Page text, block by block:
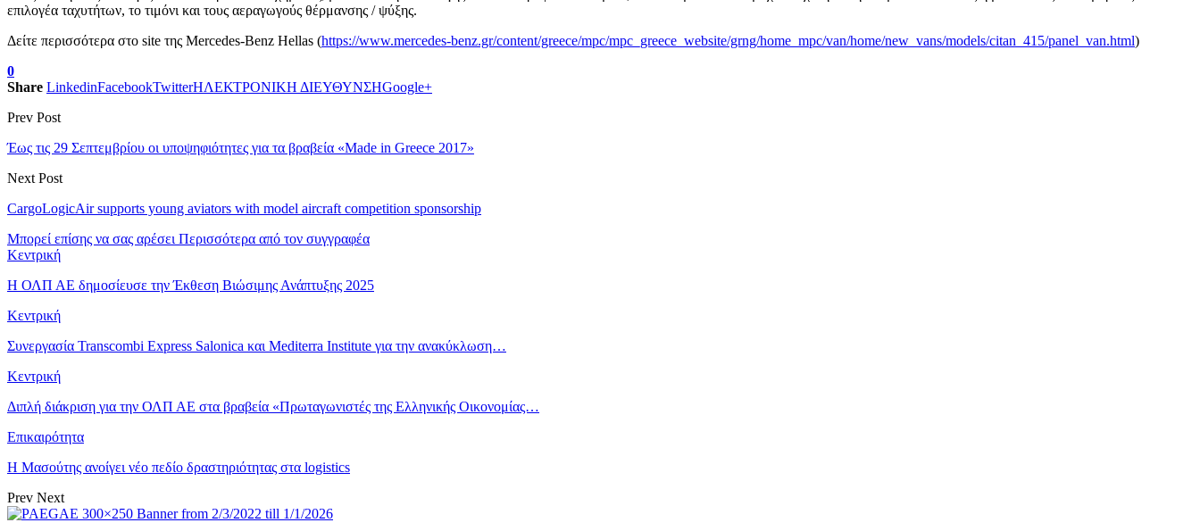
επιλογέα ταχυτήτων, το τιμόνι και τους αεραγωγούς θέρμανσης / ψύξης.
Δείτε περισσότερα στο site της Mercedes-Benz Hellas (https://www.mercedes-benz.gr/content/greece/mpc/mpc_greece_website/grng/home_mpc/van/home/new_vans/models/citan_415/panel_van.html)
0
Share LinkedinFacebookTwitterΗΛΕΚΤΡΟΝΙΚΗ ΔΙΕΥΘΥΝΣΗGoogle+
Prev Post
Έως τις 29 Σεπτεμβρίου οι υποψηφιότητες για τα βραβεία «Made in Greece 2017»
Next Post
CargoLogicAir supports young aviators with model aircraft competition sponsorship
Μπορεί επίσης να σας αρέσει Περισσότερα από τον συγγραφέα
Κεντρική
Η ΟΛΠ ΑΕ δημοσίευσε την Έκθεση Βιώσιμης Ανάπτυξης 2025
Κεντρική
Συνεργασία Transcombi Express Salonica και Mediterra Institute για την ανακύκλωση…
Κεντρική
Διπλή διάκριση για την ΟΛΠ ΑΕ στα βραβεία «Πρωταγωνιστές της Ελληνικής Οικονομίας…
Επικαιρότητα
Η Μασούτης ανοίγει νέο πεδίο δραστηριότητας στα logistics
Prev Next